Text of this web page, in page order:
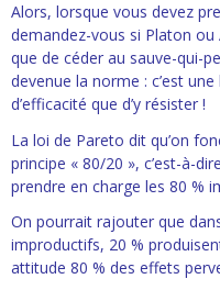
BLOG
CONTACT
Alors, lorsque vous devez
demandez-vous si Platon
que de céder au sauve-qui-
devenue la norme : c’est
d’efficacité que d’y résister !
La loi de Pareto dit qu’on
principe « 80/20 », c’est-à-
prendre en charge les 80 %
On pourrait rajouter que
improductifs, 20 %
attitude 80 % des effets